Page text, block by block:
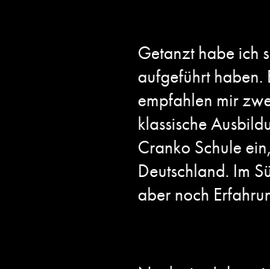
Getanzt habe ich
aufgeführt haben.
empfahlen mir
klassische
Cranko Schule
Deutschland. Im
aber noch